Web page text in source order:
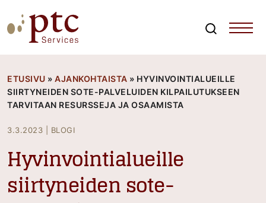
to
content
ETUSIVU » AJANKOHTAISTA » HYVINVOINTIALUEILLE
SIIRTYNEIDEN SOTE-PALVELUIDEN KILPAILUTUKSEEN
TARVITAAN RESURSSEJA JA OSAAMISTA
3.3.2023 BLOGI
Hyvinvointialueille
siirtyneiden sote-